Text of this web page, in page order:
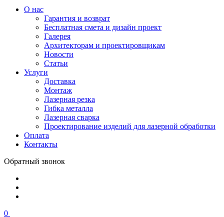
О нас
Гарантия и возврат
Бесплатная смета и дизайн проект
Галерея
Архитекторам и проектировщикам
Новости
Статьи
Услуги
Доставка
Монтаж
Лазерная резка
Гибка металла
Лазерная сварка
Проектирование изделий для лазерной обработки
Оплата
Контакты
Обратный звонок
0